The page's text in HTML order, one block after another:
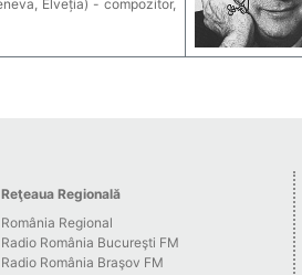
Elveția) - compozitor,
Reţeaua Regională
România Regional
Radio România Bucureşti FM
Radio România Braşov FM